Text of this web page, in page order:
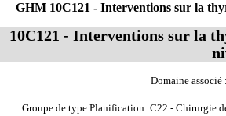
GHM 10C121 - Interventions sur la
10C121 - Interventions sur la
Domaine
Groupe de type Planification: C22 - Chirurgie